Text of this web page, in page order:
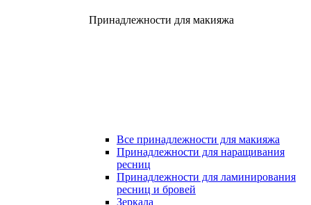
Принадлежности для макияжа
Все принадлежности для макияжа
Принадлежности для наращивания
ресниц
Принадлежности для ламинирования
ресниц и бровей
Зеркала